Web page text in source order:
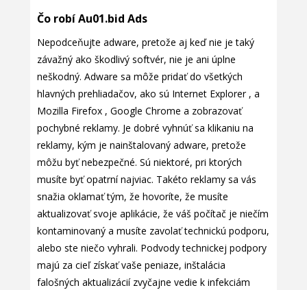
Čo robí Au01.bid Ads
Nepodceňujte adware, pretože aj keď nie je taký
závažný ako škodlivý softvér, nie je ani úplne
neškodný. Adware sa môže pridať do všetkých
hlavných prehliadačov, ako sú Internet Explorer , a
Mozilla Firefox , Google Chrome a zobrazovať
pochybné reklamy. Je dobré vyhnúť sa klikaniu na
reklamy, kým je nainštalovaný adware, pretože
môžu byť nebezpečné. Sú niektoré, pri ktorých
musíte byť opatrní najviac. Takéto reklamy sa vás
snažia oklamať tým, že hovoríte, že musíte
aktualizovať svoje aplikácie, že váš počítač je niečím
kontaminovaný a musíte zavolať technickú podporu,
alebo ste niečo vyhrali. Podvody technickej podpory
majú za cieľ získať vaše peniaze, inštalácia
falošných aktualizácií zvyčajne vedie k infekciám